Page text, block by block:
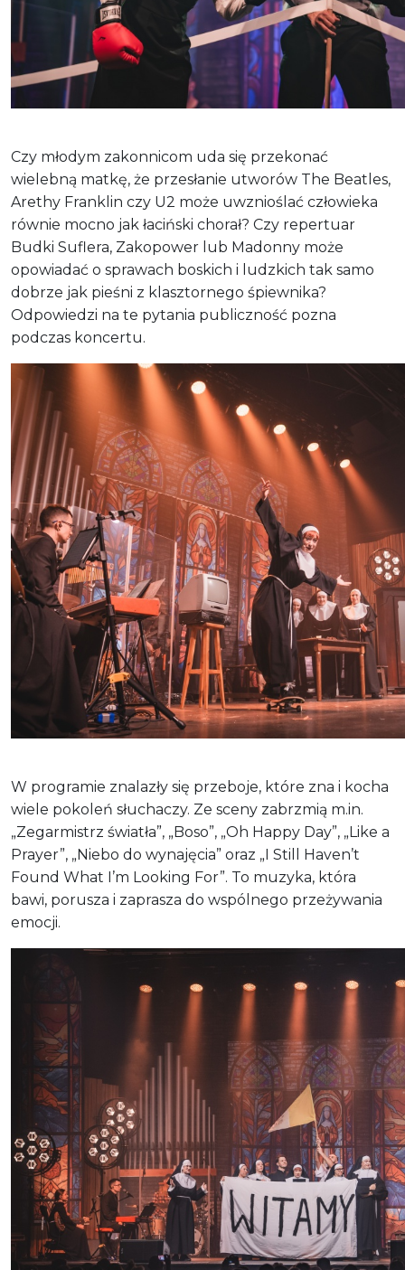
Czy młodym zakonnicom uda się przekonać
wielebną matkę, że przesłanie utworów The Beatles,
Arethy Franklin czy U2 może uwznioślać człowieka
równie mocno jak łaciński chorał? Czy repertuar
Budki Suflera, Zakopower lub Madonny może
opowiadać o sprawach boskich i ludzkich tak samo
dobrze jak pieśni z klasztornego śpiewnika?
Odpowiedzi na te pytania publiczność pozna
podczas koncertu.
W programie znalazły się przeboje, które zna i kocha
wiele pokoleń słuchaczy. Ze sceny zabrzmią m.in.
„Zegarmistrz światła”, „Boso”, „Oh Happy Day”, „Like a
Prayer”, „Niebo do wynajęcia” oraz „I Still Haven’t
Found What I’m Looking For”. To muzyka, która
bawi, porusza i zaprasza do wspólnego przeżywania
emocji.